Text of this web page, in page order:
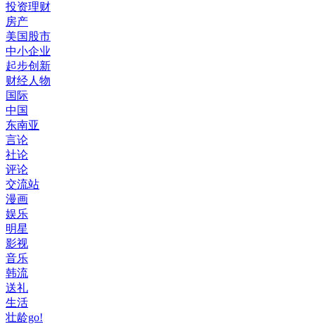
投资理财
房产
美国股市
中小企业
起步创新
财经人物
国际
中国
东南亚
言论
社论
评论
交流站
漫画
娱乐
明星
影视
音乐
韩流
送礼
生活
壮龄go!